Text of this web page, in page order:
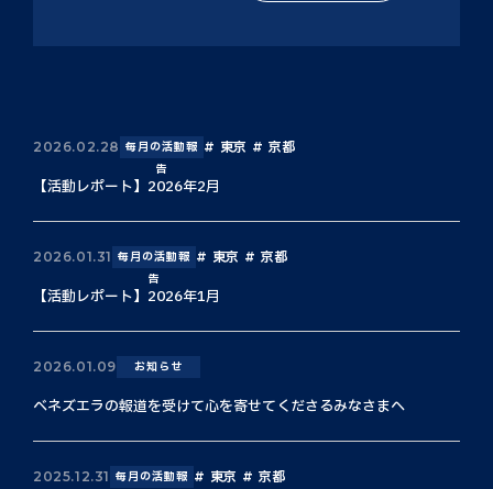
2026.02.28 毎月の活動報
告
東京 京都
【活動レポート】2026年2月
2026.01.31 毎月の活動報
告
東京 京都
【活動レポート】2026年1月
2026.01.09 お知らせ
ベネズエラの報道を受けて心を寄せてくださるみなさまへ
2025.12.31 毎月の活動報
東京 京都